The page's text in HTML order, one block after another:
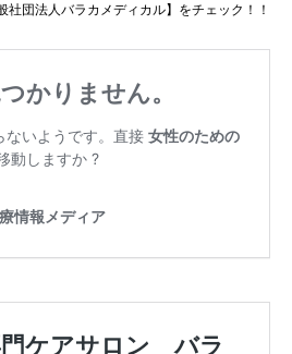
団法人バラカメディカル】をチェック！！